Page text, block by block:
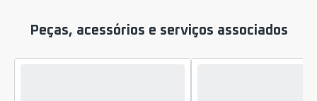
Peças, acessórios e serviços associados